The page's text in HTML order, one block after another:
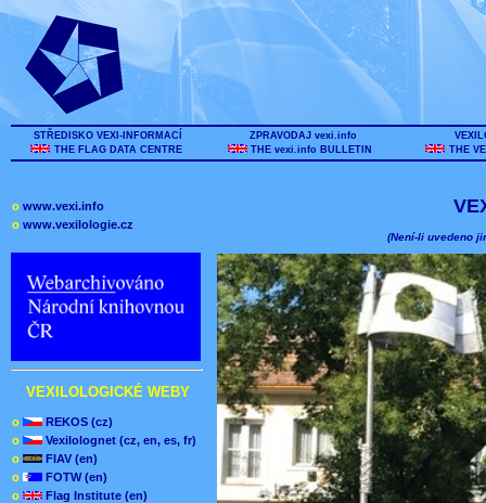
STŘEDISKO VEXI-INFORMACÍ
THE FLAG DATA CENTRE
ZPRAVODAJ vexi.info
THE vexi.info BULLETIN
THE
o www.vexi.info
o www.vexilologie.cz
VEXILOLOGICKÉ WEBY
o
REKOS (cz)
o
Vexilolognet (cz, en, es, fr)
o
FIAV (en)
o
FOTW (en)
o
Flag Institute (en)
(Není-li uvedeno